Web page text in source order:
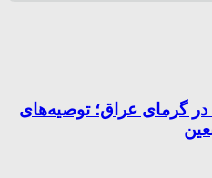
در گرمای عراق؛ توصیه‌های